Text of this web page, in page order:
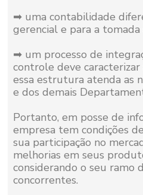
➡ uma contabilidade
gerencial e para a tomada
➡ um processo de
controle deve
essa estrutura atenda as
e dos demais
Portanto, em posse de
empresa tem condições
sua participação no
melhorias em seus
considerando o seu ramo
concorrentes.